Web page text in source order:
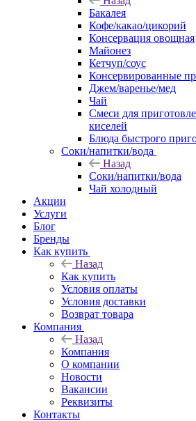
Бакалея
Кофе/какао/цикорий
Консервация овощная
Майонез
Кетчуп/соус
Консервированные
Джем/варенье/мед
Чай
Смеси для
киселей
Блюда быстрого
Соки/напитки/вода
Назад
Соки/напитки/вода
Чай холодный
Акции
Услуги
Блог
Бренды
Как купить
Назад
Как купить
Условия оплаты
Условия доставки
Возврат товара
Компания
Назад
Компания
О компании
Новости
Вакансии
Реквизиты
Контакты